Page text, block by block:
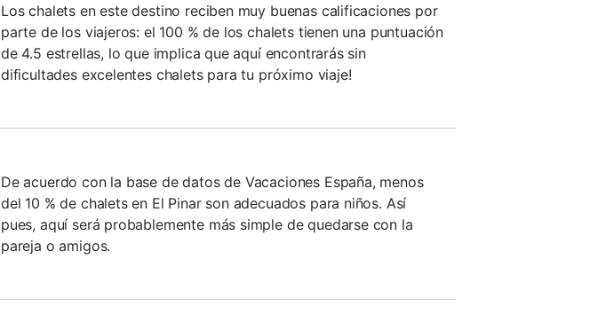
Los chalets en este destino reciben muy buenas calificaciones por
parte de los viajeros: el 100 % de los chalets tienen una puntuación
de 4.5 estrellas, lo que implica que aquí encontrarás sin
dificultades excelentes chalets para tu próximo viaje!
De acuerdo con la base de datos de Vacaciones España, menos
del 10 % de chalets en El Pinar son adecuados para niños. Así
pues, aquí será probablemente más simple de quedarse con la
pareja o amigos.